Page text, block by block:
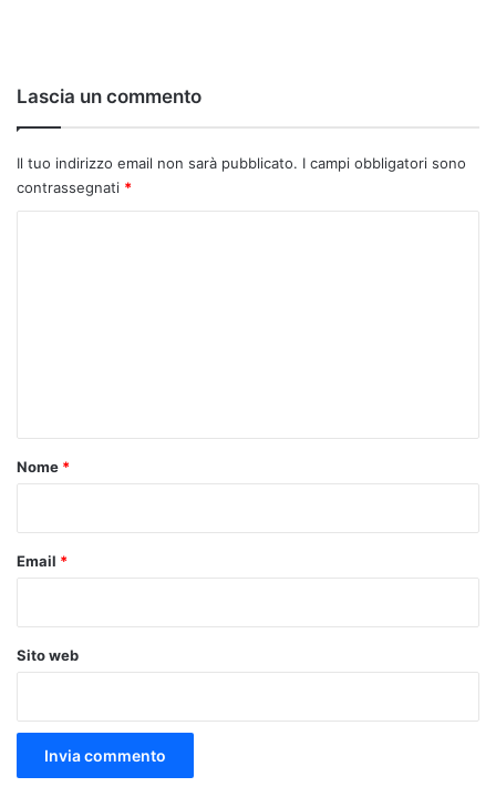
Lascia un commento
Il tuo indirizzo email non sarà pubblicato. I campi obbligatori sono
contrassegnati *
o
Nome *
Email *
Sito web